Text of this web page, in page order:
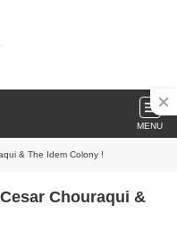
MENU
& The Idem Colony !
Chouraqui &